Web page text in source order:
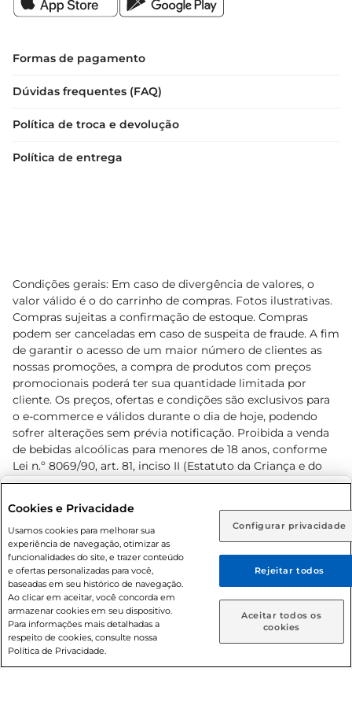
Rio de Janeiro (RJ) Goiás (GO)
Ou
Caso queira comprar online, informe como deseja receber
suas compras:
Entrega em casa Retire em Loja
residenciais ou profissionais.
Formas de pagamento
Dúvidas frequentes (FAQ)
Política de troca e devolução
Política de entrega
Condições gerais: Em caso de divergência de valores, o
valor válido é o do carrinho de compras. Fotos ilustrativas.
Compras sujeitas a confirmação de estoque. Compras
podem ser canceladas em caso de suspeita de fraude. A fim
de garantir o acesso de um maior número de clientes as
nossas promoções, a compra de produtos com preços
promocionais poderá ter sua quantidade limitada por
cliente. Os preços, ofertas e condições são exclusivos para
o e-commerce e válidos durante o dia de hoje, podendo
sofrer alterações sem prévia notificação. Proibida a venda
de bebidas alcoólicas para menores de 18 anos, conforme
Lei n.º 8069/90, art. 81, inciso II (Estatuto da Criança e do
Adolescente). Preços e condições exclusivos para o
prévio. O valor mínimo para as compras on-line é de R$
80,00.
© 2026 Copyright. Todos os direitos
reservados Prezunic.
Cookies e Privacidade
Usamos cookies para melhorar sua
experiência de navegação, otimizar as
funcionalidades do site, e trazer conteúdo
e ofertas personalizadas para você,
baseadas em seu histórico de navegação.
Ao clicar em aceitar, você concorda em
armazenar cookies em seu dispositivo.
Para informações mais detalhadas a
respeito de cookies, consulte nossa
Política de Privacidade.
Configurar privacidade
Rejeitar todos
Aceitar todos os
cookies